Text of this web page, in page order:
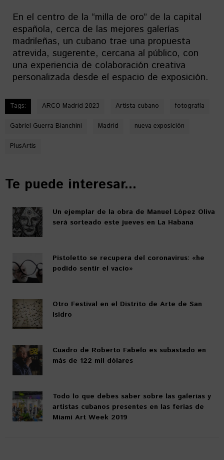
En el centro de la “milla de oro” de la capital
española, cerca de las mejores galerías
madrileñas, un cubano trae una propuesta
atrevida, sugerente, cercana al público, con
una experiencia de colaboración creativa
personalizada desde el espacio de exposición.
Tags: ARCO Madrid 2023 Artista cubano fotografía
Gabriel Guerra Bianchini Madrid nueva exposición
PlusArtis
Te puede interesar...
Un ejemplar de la obra de Manuel López Oliva
será sorteado este jueves en La Habana
Pistoletto se recupera del coronavirus: «he
podido sentir el vacío»
Otro Festival en el Distrito de Arte de San
Isidro
Cuadro de Roberto Fabelo es subastado en
más de 122 mil dólares
Todo lo que debes saber sobre las galerías y
artistas cubanos presentes en las ferias de
Miami Art Week 2019